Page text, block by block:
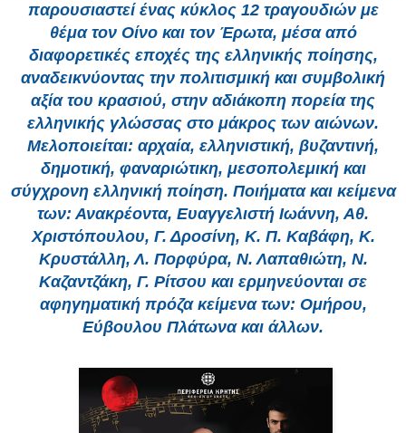
παρουσιαστεί ένας κύκλος 12 τραγουδιών με
θέμα τον Οίνο και τον Έρωτα, μέσα από
διαφορετικές εποχές της ελληνικής ποίησης,
αναδεικνύοντας την πολιτισμική και συμβολική
αξία του κρασιού, στην αδιάκοπη πορεία της
ελληνικής γλώσσας στο μάκρος των αιώνων.
Μελοποιείται: αρχαία, ελληνιστική, βυζαντινή,
δημοτική, φαναριώτικη, μεσοπολεμική και
σύγχρονη ελληνική ποίηση. Ποιήματα και κείμενα
των: Ανακρέοντα, Eυαγγελιστή Ιωάννη, Αθ.
Χριστόπουλου, Γ. Δροσίνη, Κ. Π. Καβάφη, Κ.
Κρυστάλλη, Λ. Πορφύρα, Ν. Λαπαθιώτη, Ν.
Καζαντζάκη, Γ. Ρίτσου και ερμηνεύονται σε
αφηγηματική πρόζα κείμενα των: Ομήρου,
Εύβουλου Πλάτωνα και άλλων.